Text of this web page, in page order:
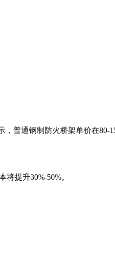
普通钢制防火桥架单价在80-
提升30%-50%。